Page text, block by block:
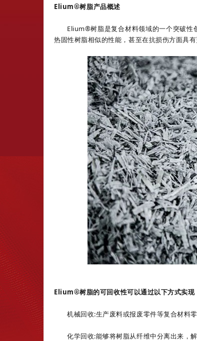
Elium®树脂产品概述
Elium®树脂是复合材料领域的一个突破性
热固性树脂相似的性能，甚至在抗损伤方面具
Elium®树脂的可回收性可以通过以下方式实现
机械回收:生产废料或报废零件等复合材料
化学回收:能够将树脂从纤维中分离出来，